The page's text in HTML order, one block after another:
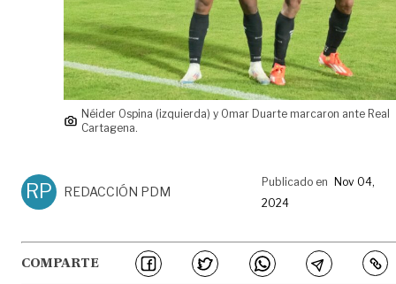
Néider Ospina (izquierda) y Omar Duarte marcaron ante Real
Cartagena.
RP REDACCIÓN PDM
Publicado en
Nov 04,
2024
COMPARTE